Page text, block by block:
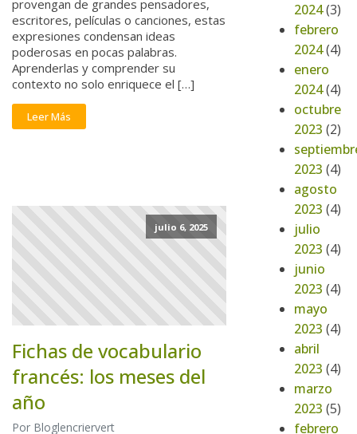
provengan de grandes pensadores,
escritores, películas o canciones, estas
expresiones condensan ideas
poderosas en pocas palabras.
Aprenderlas y comprender su
contexto no solo enriquece el […]
Leer Más
julio 6, 2025
Fichas de vocabulario
francés: los meses del
año
Por Bloglencriervert
2024(3)
febrero
2024(4)
enero
2024(4)
octubre
2023 (2)
2023 (4)
agosto
2023 (4)
julio
2023 (4)
junio
2023 (4)
mayo
2023 (4)
abril
2023 (4)
marzo
2023 (5)
febrero